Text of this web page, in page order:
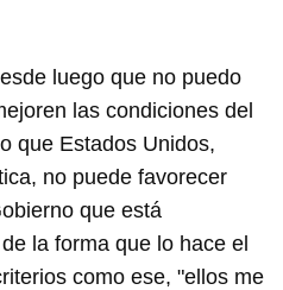
luego que no puedo
las condiciones del
que Estados Unidos,
no puede favorecer
que está
la forma que lo hace el
como ese, "ellos me